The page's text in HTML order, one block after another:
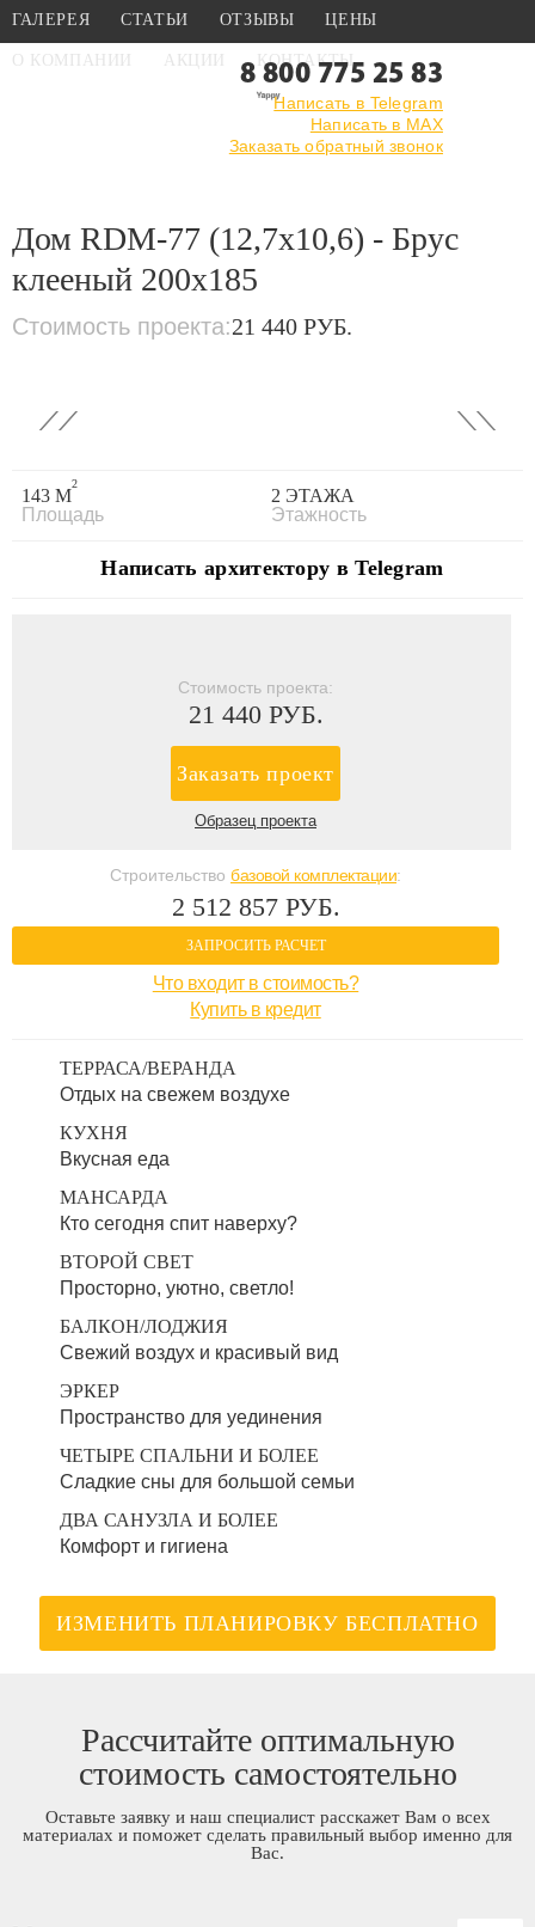
ГАЛЕРЕЯ СТАТЬИ ОТЗЫВЫ ЦЕНЫ
О КОМПАНИИ АКЦИИ КОНТАКТЫ
8 800 775 25 83
Написать в Telegram
Написать в MAX
Заказать обратный звонок
Проекты деревянных домов ›
Дом RDM-77
Дом RDM-77 (12,7x10,6) - Брус
клееный 200x185
Стоимость проекта:21 440 РУБ.
‹ ›
143 М
2
Площадь
2 ЭТАЖА
Этажность
Написать архитектору в Telegram
Стоимость проекта:
21 440 РУБ.
Заказать проект
Образец проекта
Строительство базовой комплектации:
2 512 857 РУБ.
ЗАПРОСИТЬ РАСЧЕТ
Что входит в стоимость?
Купить в кредит
ТЕРРАСА/ВЕРАНДА
Отдых на свежем воздухе
КУХНЯ
Вкусная еда
МАНСАРДА
Кто сегодня спит наверху?
ВТОРОЙ СВЕТ
Просторно, уютно, светло!
БАЛКОН/ЛОДЖИЯ
Свежий воздух и красивый вид
ЭРКЕР
Пространство для уединения
ЧЕТЫРЕ СПАЛЬНИ И БОЛЕЕ
Сладкие сны для большой семьи
ДВА САНУЗЛА И БОЛЕЕ
Комфорт и гигиена
ИЗМЕНИТЬ ПЛАНИРОВКУ БЕСПЛАТНО
Рассчитайте оптимальную
стоимость самостоятельно
Оставьте заявку и наш специалист расскажет Вам о всех
материалах и поможет сделать правильный выбор именно для
Вас.